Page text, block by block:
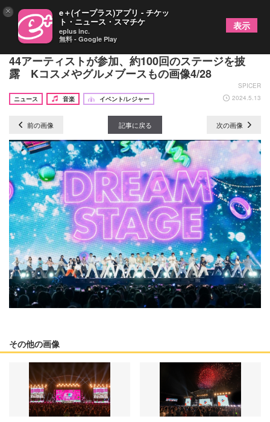
『KCON JAPAN 2024』閉幕レポート 歴代最多の
44アーティストが参加、約100回のステージを披
露 Kコスメやグルメブースもの画像4/28
SPICER
ニュース
音楽 イベント/レジャー 2024.5.13
前の画像 記事に戻る 次の画像
その他の画像
× e＋(イープラス)アプリ - チケッ
ト・ニュース・スマチケ
eplus inc.
無料 - Google Play
表示